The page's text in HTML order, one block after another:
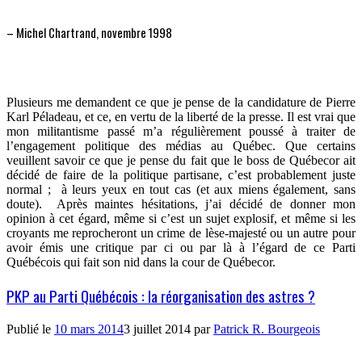
– Michel Chartrand, novembre 1998
Plusieurs me demandent ce que je pense de la candidature de Pierre
Karl Péladeau, et ce, en vertu de la liberté de la presse. Il est vrai que
mon militantisme passé m’a régulièrement poussé à traiter de
l’engagement politique des médias au Québec. Que certains
veuillent savoir ce que je pense du fait que le boss de Québecor ait
décidé de faire de la politique partisane, c’est probablement juste
normal ;
à leurs yeux en tout cas (et aux miens également, sans
doute).
Après maintes hésitations, j’ai décidé de donner mon
opinion à cet égard, même si c’est un sujet explosif, et même si les
croyants me reprocheront un crime de lèse-majesté ou un autre pour
avoir émis une critique par ci ou par là à l’égard de ce Parti
Québécois qui fait son nid dans la cour de Québecor.
PKP au Parti Québécois : la réorganisation des astres ?
Publié le 10 mars 20143 juillet 2014 parPatrick R. Bourgeois